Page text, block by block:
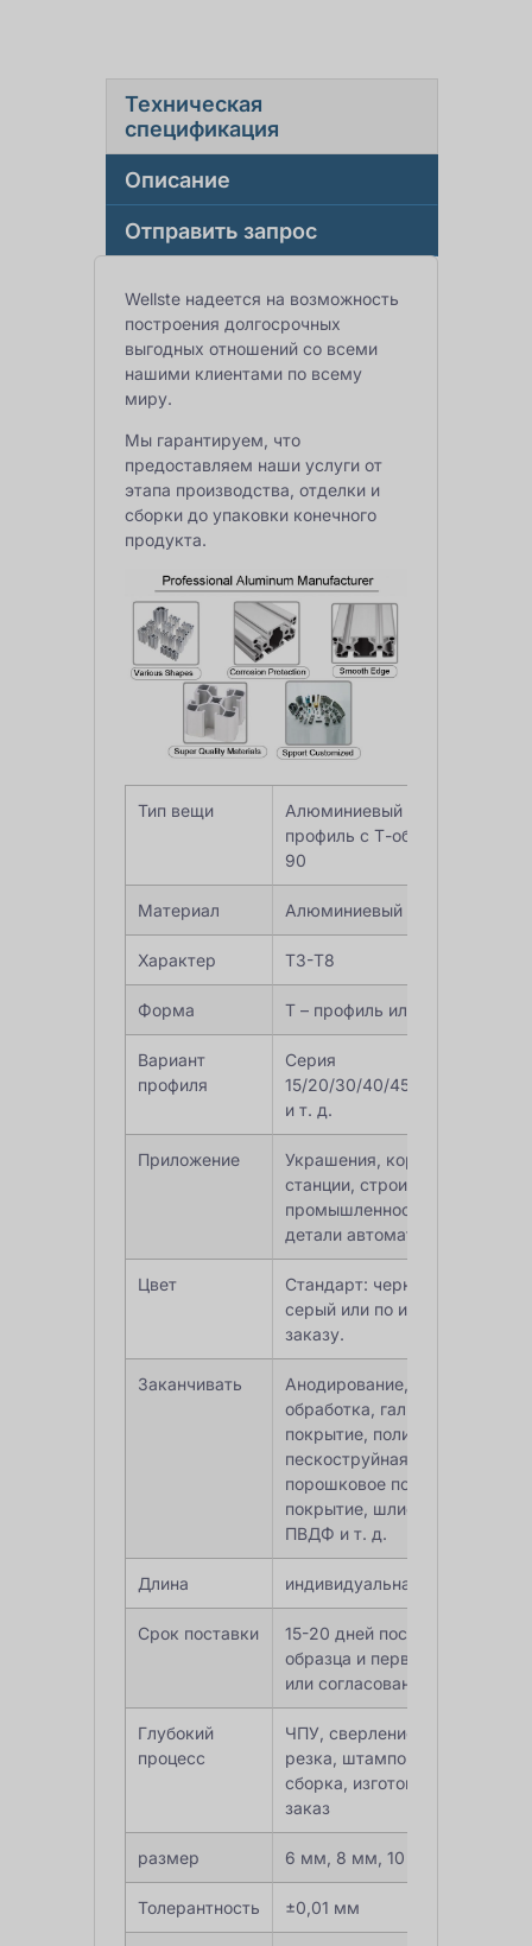
Техническая
спецификация
Описание
Отправить запрос
Wellste надеется на возможность
построения долгосрочных
выгодных отношений со всеми
нашими клиентами по всему
миру.
Мы гарантируем, что
предоставляем наши услуги от
этапа производства, отделки и
сборки до упаковки конечного
продукта.
Тип вещи
Алюминиевый экструзионный
профиль с Т-образным пазом
90
Материал Алюминиевый сплав серии
Характер Т3-Т8
Форма T – профиль или
Вариант
профиля
Серия
15/20/30/40/45/50/60/80/90/
и т. д.
Приложение
Украшения, корпус робота,
станции, строительство,
промышленность,
детали автоматизации, ЧПУ и
Цвет
Стандарт: черный,
серый или по
заказу.
Заканчивать
Анодирование, фрезерная
обработка, гальваническое
покрытие, полировка,
пескоструйная обработка,
порошковое покрытие,
покрытие, шлифовка,
ПВДФ и т. д.
Длина индивидуальная длина
Срок поставки
15-20 дней после
образца и первоначального
или согласования
Глубокий
процесс
ЧПУ, сверление,
резка, штамповка, сварка,
сборка, изготовление
заказ
размер 6 мм, 8 мм, 10 мм
Толерантность ±0,01 мм